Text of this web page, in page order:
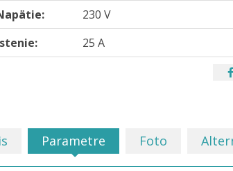
230 V
25 A
Parametre Foto